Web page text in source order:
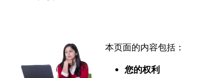
本页面的内容包括：
您的权利